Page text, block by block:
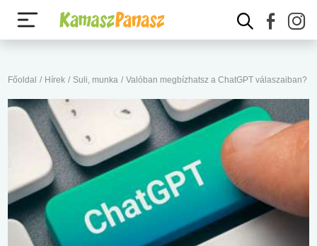
Főoldal / Hírek / Suli, munka / Valóban megbízhatsz a ChatGPT válaszaiban?